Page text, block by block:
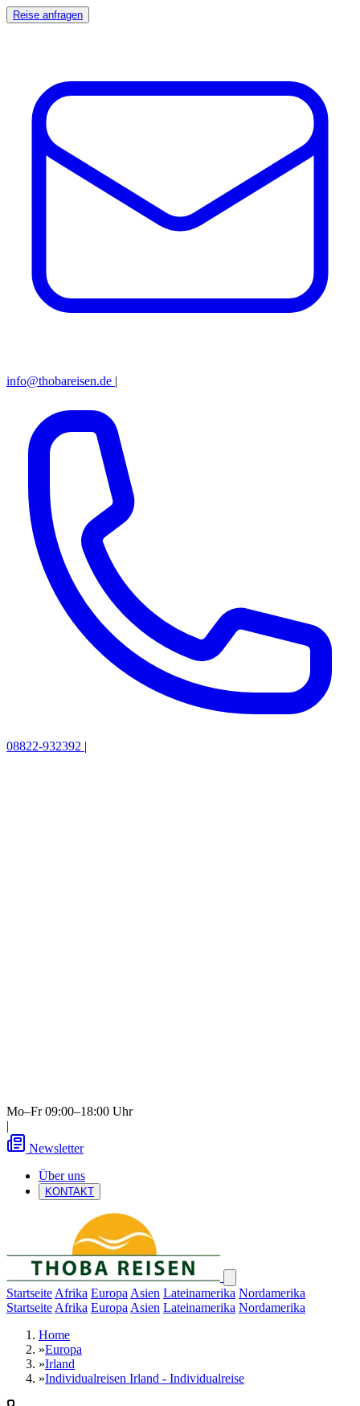
Reise anfragen
info@thobareisen.de |
08822-932392 |
Mo–Fr 09:00–18:00 Uhr
|
Newsletter
Über uns
KONTAKT
Startseite Afrika Europa Asien Lateinamerika Nordamerika
Startseite Afrika Europa Asien Lateinamerika Nordamerika
Home
»Europa
»Irland
»Individualreisen Irland - Individualreise